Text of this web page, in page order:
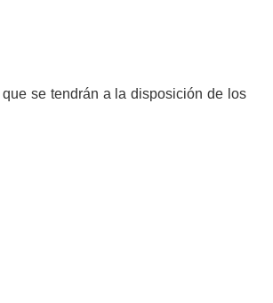
se tendrán a la disposición de los